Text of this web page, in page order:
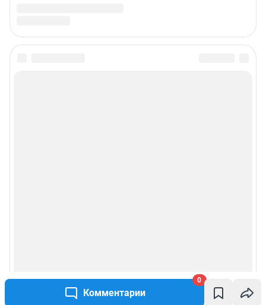
Комментарии
0